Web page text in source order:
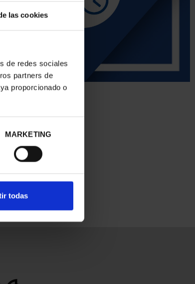
las cookies
de redes sociales
partners de
proporcionado o
MARKETING
todas